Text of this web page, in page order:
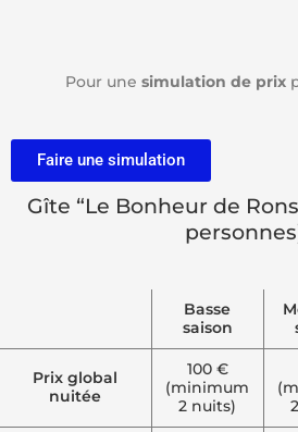
Pour une simulation de prix
Faire une simulation
Gîte “Le Bonheur de
Basse
saison
Prix global
nuitée
100 €
(minimum
2 nuits)